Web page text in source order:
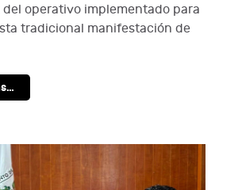
operativo implementado para
tradicional manifestación de